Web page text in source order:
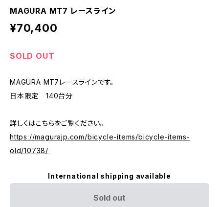
MAGURA MT7 レースライン
¥70,400
SOLD OUT
MAGURA MT7レースラインです。
日本限定 140台分
詳しくはこちらをご覧ください。
https://magurajp.com/bicycle-items/bicycle-items-
old/10738/
International shipping available
Sold out